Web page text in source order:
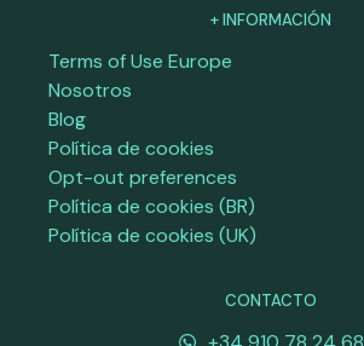
+ INFORMACIÓN
Terms of Use Europe
Nosotros
Blog
Política de cookies
Opt-out preferences
Política de cookies (BR)
Política de cookies (UK)
CONTACTO